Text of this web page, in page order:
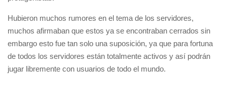
Hubieron muchos rumores en el tema de los servidores,
muchos afirmaban que estos ya se encontraban cerrados sin
embargo esto fue tan solo una suposición, ya que para fortuna
de todos los servidores están totalmente activos y así podrán
jugar libremente con usuarios de todo el mundo.